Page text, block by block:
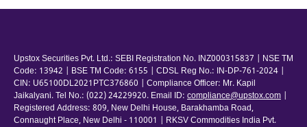
Upstox Securities Pvt. Ltd.: SEBI Registration No. INZ000315837 | NSE TM
Code: 13942 | BSE TM Code: 6155 | CDSL Reg No.: IN-DP-761-2024 |
CIN: U65100DL2021PTC376860 | Compliance Officer: Mr. Kapil
Jaikalyani. Tel No.: (022) 24229920. Email ID: compliance@upstox.com
Registered Address: 809, New Delhi House, Barakhamba Road,
Connaught Place, New Delhi - 110001 | RKSV Commodities India Pvt.